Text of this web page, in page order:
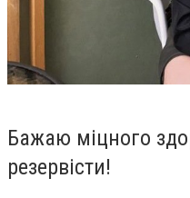
Бажаю міцного
резервісти!